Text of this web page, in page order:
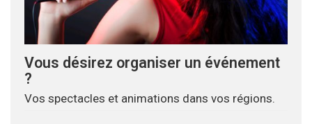
Vous désirez organiser un événement
?
Vos spectacles et animations dans vos régions.